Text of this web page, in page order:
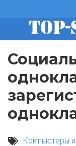
основному
содержанию
footer
menu
Компьютеры